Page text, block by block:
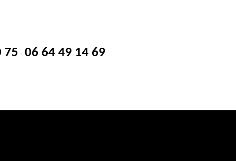
75 - 06 64 49 14 69